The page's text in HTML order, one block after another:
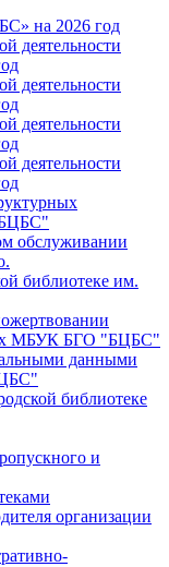
на 2026 год
деятельности
деятельности
деятельности
деятельности
обслуживании
библиотеке им.
МБУК БГО "БЦБС"
данными
библиотеке
и
организации